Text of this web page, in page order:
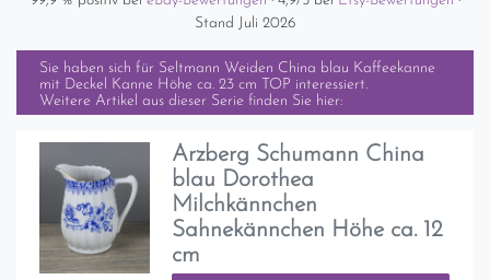
Stand Juli 2026
Sie haben sich für Seltmann Weiden China blau Kaffeekanne
mit Deckel Kanne Höhe ca. 23 cm TOP interessiert.
Weitere Artikel aus dieser Serie finden Sie hier:
Arzberg Schumann China
blau Dorothea
Milchkännchen
Sahnekännchen Höhe ca. 12
cm